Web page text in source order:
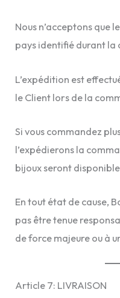
Nous n’acceptons que
pays identifié durant la
L’expédition est
le Client lors de la
Si vous commandez
l’expédierons la
bijoux seront
En tout état de cause,
pas être tenue
de force majeure ou à
Article 7: LIVRAISON